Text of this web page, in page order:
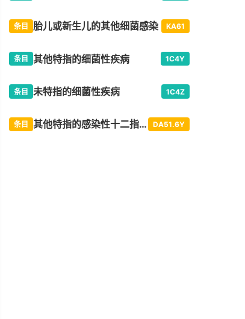
条目 胎儿或新生儿的其他细菌感染 KA61
条目 其他特指的细菌性疾病 1C4Y
条目 未特指的细菌性疾病 1C4Z
条目 其他特指的感染性十二指肠炎 DA51.6Y